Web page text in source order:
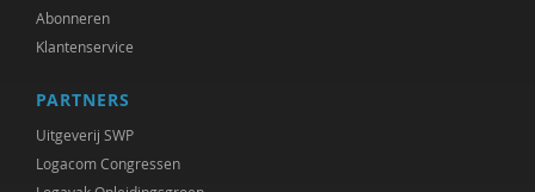
Abonneren
Klantenservice
PARTNERS
Uitgeverij SWP
Logacom Congressen